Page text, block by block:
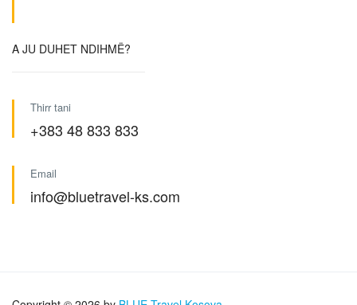
A JU DUHET NDIHMË?
Thirr tani
+383 48 833 833
Email
info@bluetravel-ks.com